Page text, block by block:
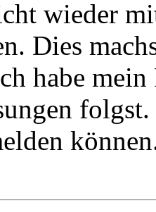
wieder
Dies
habe